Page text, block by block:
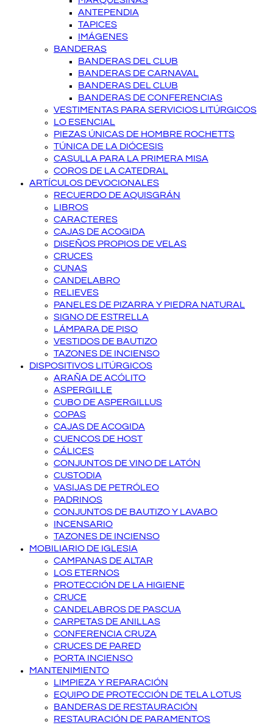
ANTEPENDIA
TAPICES
IMÁGENES
BANDERAS
BANDERAS DEL CLUB
BANDERAS DE CARNAVAL
BANDERAS DEL CLUB
BANDERAS DE CONFERENCIAS
VESTIMENTAS PARA SERVICIOS LITÚRGICOS
LO ESENCIAL
PIEZAS ÚNICAS DE HOMBRE ROCHETTS
TÚNICA DE LA DIÓCESIS
CASULLA PARA LA PRIMERA MISA
COROS DE LA CATEDRAL
ARTÍCULOS DEVOCIONALES
RECUERDO DE AQUISGRÁN
LIBROS
CARACTERES
CAJAS DE ACOGIDA
DISEÑOS PROPIOS DE VELAS
CRUCES
CUNAS
CANDELABRO
RELIEVES
PANELES DE PIZARRA Y PIEDRA NATURAL
SIGNO DE ESTRELLA
LÁMPARA DE PISO
VESTIDOS DE BAUTIZO
TAZONES DE INCIENSO
DISPOSITIVOS LITÚRGICOS
ARAÑA DE ACÓLITO
ASPERGILLE
CUBO DE ASPERGILLUS
COPAS
CAJAS DE ACOGIDA
CUENCOS DE HOST
CÁLICES
CONJUNTOS DE VINO DE LATÓN
CUSTODIA
VASIJAS DE PETRÓLEO
PADRINOS
CONJUNTOS DE BAUTIZO Y LAVABO
INCENSARIO
TAZONES DE INCIENSO
MOBILIARIO DE IGLESIA
CAMPANAS DE ALTAR
LOS ETERNOS
PROTECCIÓN DE LA HIGIENE
CRUCE
CANDELABROS DE PASCUA
CARPETAS DE ANILLAS
CONFERENCIA CRUZA
CRUCES DE PARED
PORTA INCIENSO
MANTENIMIENTO
LIMPIEZA Y REPARACIÓN
EQUIPO DE PROTECCIÓN DE TELA LOTUS
BANDERAS DE RESTAURACIÓN
RESTAURACIÓN DE PARAMENTOS